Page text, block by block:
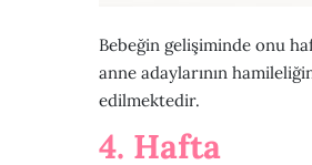
Bebeğin gelişiminde onu
anne adaylarının
edilmektedir.
4. Hafta